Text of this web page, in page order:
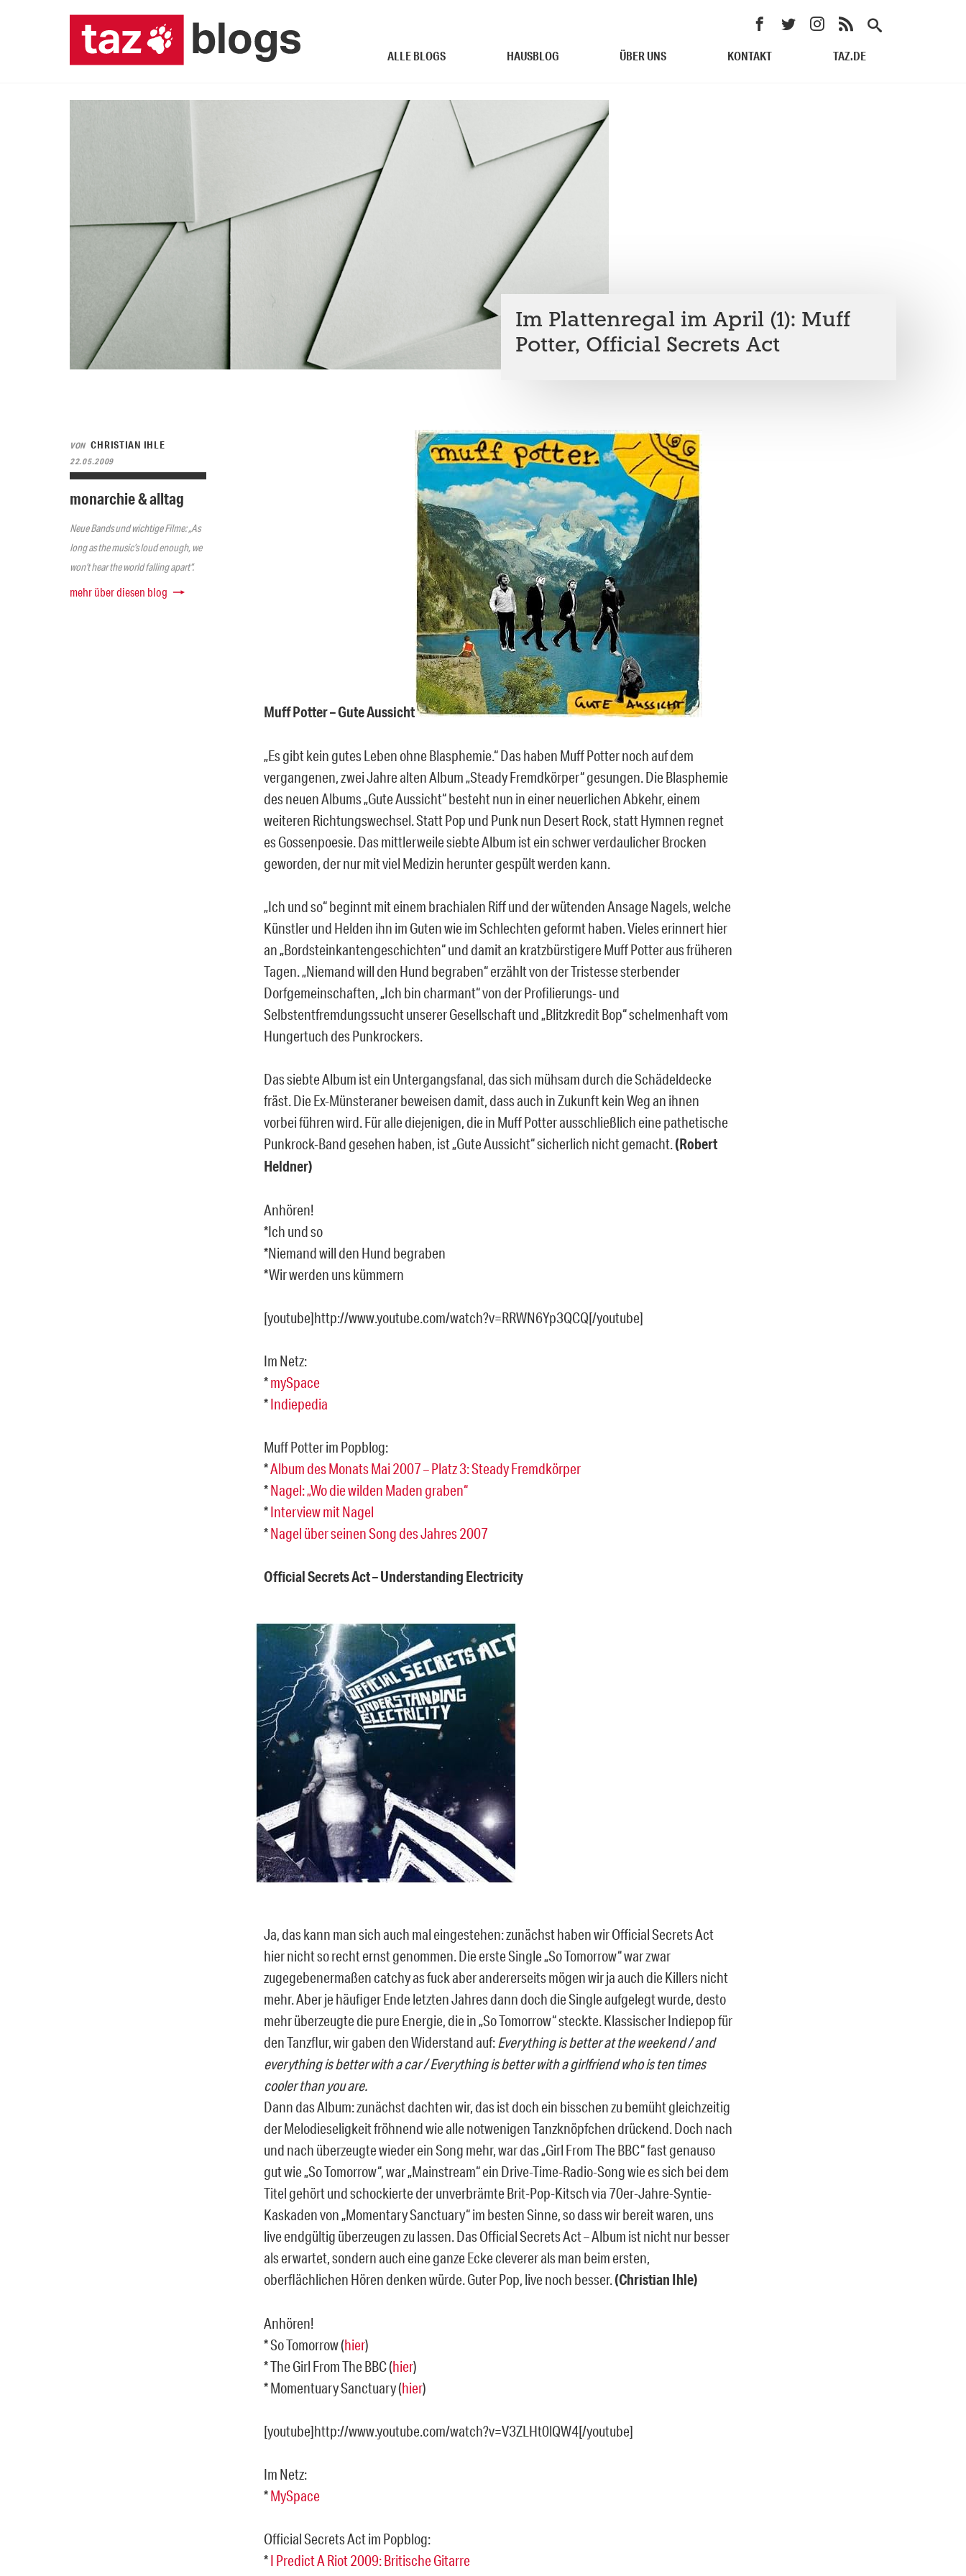
ALLE BLOGS HAUSBLOG ÜBER UNS KONTAKT TAZ.DE
Im Plattenregal im April (1): Muff
Potter, Official Secrets Act
VON CHRISTIAN IHLE
22.05.2009
monarchie & alltag
Neue Bands und wichtige Filme: „As
long as the music’s loud enough, we
won’t hear the world falling apart“.
mehr über diesen blog
Muff Potter – Gute Aussicht
„Es gibt kein gutes Leben ohne Blasphemie.“ Das haben Muff Potter noch auf dem
vergangenen, zwei Jahre alten Album „Steady Fremdkörper“ gesungen. Die Blasphemie
des neuen Albums „Gute Aussicht“ besteht nun in einer neuerlichen Abkehr, einem
weiteren Richtungswechsel. Statt Pop und Punk nun Desert Rock, statt Hymnen regnet
es Gossenpoesie. Das mittlerweile siebte Album ist ein schwer verdaulicher Brocken
geworden, der nur mit viel Medizin herunter gespült werden kann.
„Ich und so“ beginnt mit einem brachialen Riff und der wütenden Ansage Nagels, welche
Künstler und Helden ihn im Guten wie im Schlechten geformt haben. Vieles erinnert hier
an „Bordsteinkantengeschichten“ und damit an kratzbürstigere Muff Potter aus früheren
Tagen. „Niemand will den Hund begraben“ erzählt von der Tristesse sterbender
Dorfgemeinschaften, „Ich bin charmant“ von der Profilierungs- und
Selbstentfremdungssucht unserer Gesellschaft und „Blitzkredit Bop“ schelmenhaft vom
Hungertuch des Punkrockers.
Das siebte Album ist ein Untergangsfanal, das sich mühsam durch die Schädeldecke
fräst. Die Ex-Münsteraner beweisen damit, dass auch in Zukunft kein Weg an ihnen
vorbei führen wird. Für alle diejenigen, die in Muff Potter ausschließlich eine pathetische
Punkrock-Band gesehen haben, ist „Gute Aussicht“ sicherlich nicht gemacht.(Robert
Heldner)
Anhören!
*Ich und so
*Niemand will den Hund begraben
*Wir werden uns kümmern
[youtube]http://www.youtube.com/watch?v=RRWN6Yp3QCQ[/youtube]
Im Netz:
*mySpace
*Indiepedia
Muff Potter im Popblog:
*Album des Monats Mai 2007 – Platz 3: Steady Fremdkörper
*Nagel: „Wo die wilden Maden graben“
*Interview mit Nagel
*Nagel über seinen Song des Jahres 2007
Official Secrets Act – Understanding Electricity
Ja, das kann man sich auch mal eingestehen: zunächst haben wir Official Secrets Act
hier nicht so recht ernst genommen. Die erste Single „So Tomorrow“ war zwar
zugegebenermaßen catchy as fuck aber andererseits mögen wir ja auch die Killers nicht
mehr. Aber je häufiger Ende letzten Jahres dann doch die Single aufgelegt wurde, desto
mehr überzeugte die pure Energie, die in „So Tomorrow“ steckte. Klassischer Indiepop für
den Tanzflur, wir gaben den Widerstand auf:Everything is better at the weekend / and
everything is better with a car / Everything is better with a girlfriend who is ten times
cooler than you are.
Dann das Album: zunächst dachten wir, das ist doch ein bisschen zu bemüht gleichzeitig
der Melodieseligkeit fröhnend wie alle notwenigen Tanzknöpfchen drückend. Doch nach
und nach überzeugte wieder ein Song mehr, war das „Girl From The BBC“ fast genauso
gut wie „So Tomorrow“, war „Mainstream“ ein Drive-Time-Radio-Song wie es sich bei dem
Titel gehört und schockierte der unverbrämte Brit-Pop-Kitsch via 70er-Jahre-Syntie-
Kaskaden von „Momentary Sanctuary“ im besten Sinne, so dass wir bereit waren, uns
live endgültig überzeugen zu lassen. Das Official Secrets Act – Album ist nicht nur besser
als erwartet, sondern auch eine ganze Ecke cleverer als man beim ersten,
oberflächlichen Hören denken würde. Guter Pop, live noch besser.(Christian Ihle)
Anhören!
* So Tomorrow (hier)
* The Girl From The BBC (hier)
* Momentuary Sanctuary (hier)
[youtube]http://www.youtube.com/watch?v=V3ZLHt0lQW4[/youtube]
Im Netz:
*MySpace
Official Secrets Act im Popblog:
*I Predict A Riot 2009: Britische Gitarre